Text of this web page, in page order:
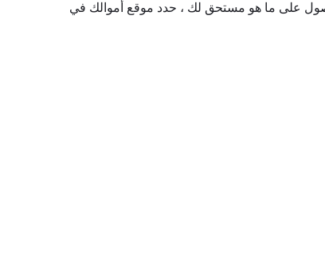
للحصول على ما هو مستحق لك ، حدد موقع أموالك في